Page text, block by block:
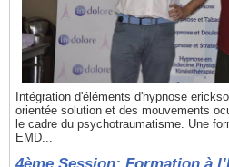
Intégration d'éléments d'hypnose
orientée solution et des mouvements
le cadre du psychotraumatisme. Une
EMD...